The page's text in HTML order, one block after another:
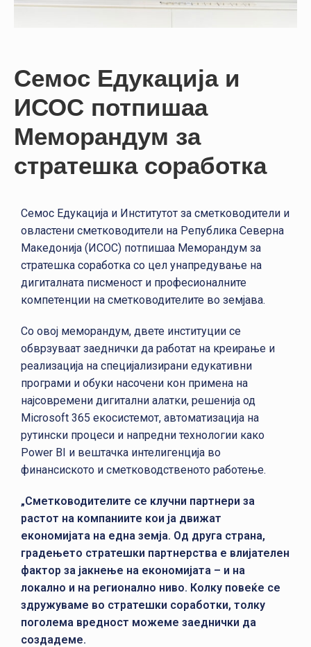
НАСТАНИ
НАЈАВА
ЗА
ЧЛЕНОВИ
АЖУРИРАЈ
Семос Едукација и
ИСОС потпишаа
Меморандум за
стратешка соработка
Семос Едукација и Институтот за сметководители и
овластени сметководители на Република Северна
Македонија (ИСОС) потпишаа Меморандум за
стратешка соработка со цел унапредување на
дигиталната писменост и професионалните
компетенции на сметководителите во земјава.
Со овој меморандум, двете институции се
обврзуваат заеднички да работат на креирање и
реализација на специјализирани едукативни
програми и обуки насочени кон примена на
најсовремени дигитални алатки, решенија од
Microsoft 365 екосистемот, автоматизација на
рутински процеси и напредни технологии како
Power BI и вештачка интелигенција во
финансиското и сметководственото работење.
„Сметководителите се клучни партнери за
растот на компаниите кои ја движат
економијата на една земја. Од друга страна,
градењето стратешки партнерства е влијателен
фактор за јакнење на економијата – и на
локално и на регионално ниво. Колку повеќе се
здружуваме во стратешки соработки, толку
поголема вредност можеме заеднички да
создадеме.